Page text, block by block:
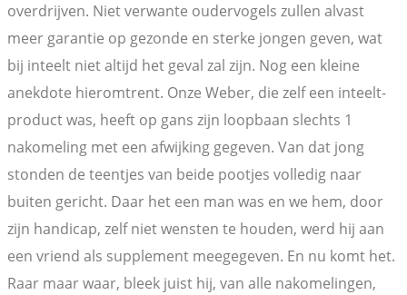
overdrijven. Niet verwante oudervogels zullen alvast
meer garantie op gezonde en sterke jongen geven, wat
bij inteelt niet altijd het geval zal zijn. Nog een kleine
anekdote hieromtrent. Onze Weber, die zelf een inteelt-
product was, heeft op gans zijn loopbaan slechts 1
nakomeling met een afwijking gegeven. Van dat jong
stonden de teentjes van beide pootjes volledig naar
buiten gericht. Daar het een man was en we hem, door
zijn handicap, zelf niet wensten te houden, werd hij aan
een vriend als supplement meegegeven. En nu komt het.
Raar maar waar, bleek juist hij, van alle nakomelingen,